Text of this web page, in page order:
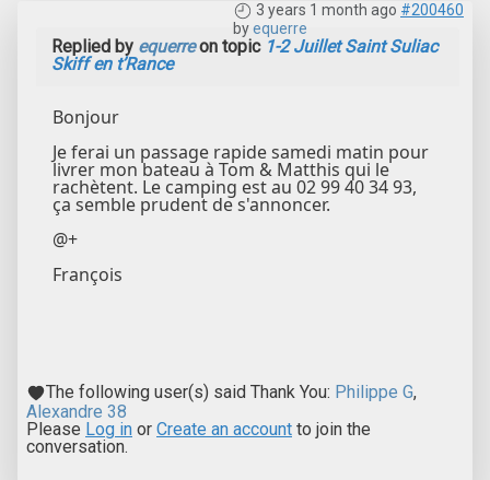
3 years 1 month ago #200460
byequerre
Replied by equerreon topic 1-2 Juillet Saint Suliac
Skiff en t’Rance
Bonjour
Je ferai un passage rapide samedi matin pour
livrer mon bateau à Tom & Matthis qui le
rachètent. Le camping est au 02 99 40 34 93,
ça semble prudent de s'annoncer.
@+
François
The following user(s) said Thank You: Philippe G,
Alexandre 38
Please Log in or Create an account to join the
conversation.